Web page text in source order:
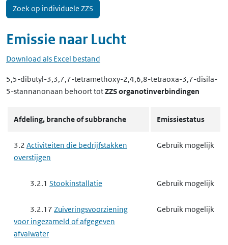
Emissie naar Lucht
Download als Excel bestand
5,5-dibutyl-3,3,7,7-tetramethoxy-2,4,6,8-tetraoxa-3,7-disila-
5-stannanonaan behoort totZZS organotinverbindingen
Afdeling, branche of subbranche Emissiestatus
3.2 Activiteiten die bedrijfstakken
overstijgen
Gebruik mogelijk
3.2.1 Stookinstallatie Gebruik mogelijk
3.2.17 Zuiveringsvoorziening
voor ingezameld of afgegeven
afvalwater
Gebruik mogelijk